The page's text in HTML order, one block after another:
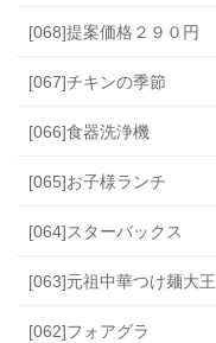
[068]提案価格２９０円
[067]チキンの季節
[066]食器洗浄機
[065]お子様ランチ
[064]スターバックス
[063]元祖中華つけ麺大王
[062]フォアグラ